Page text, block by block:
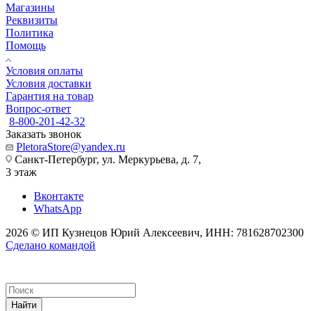
Магазины
Реквизиты
Политика
Помощь
Условия оплаты
Условия доставки
Гарантия на товар
Вопрос-ответ
8-800-201-42-32
Заказать звонок
PletoraStore@yandex.ru
Санкт-Петербург, ул. Меркурьева, д. 7,
3 этаж
Вконтакте
WhatsApp
2026 © ИП Кузнецов Юрий Алексеевич, ИНН: 781628702300
Сделано командой
Найти